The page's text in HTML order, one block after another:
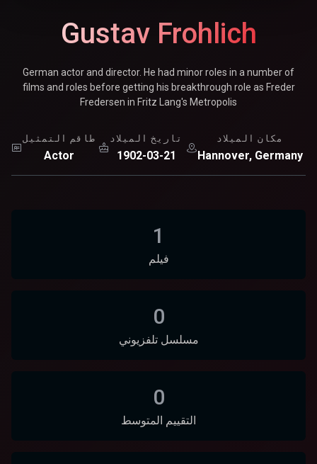
Gustav Frohlich
German actor and director. He had minor roles in a number of
films and roles before getting his breakthrough role as Freder
Fredersen in Fritz Lang's Metropolis
طاقم التمثيل
Actor
تاريخ الميلاد
1902-03-21
مكان الميلاد
Hannover, Germany
1
فيلم
0
مسلسل تلفزيوني
0
التقييم المتوسط